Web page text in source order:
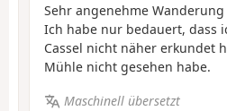
Sehr angenehme
Ich habe nur bedauert, dass
Cassel nicht näher erkundet
Mühle nicht gesehen habe.
Maschinell übersetzt